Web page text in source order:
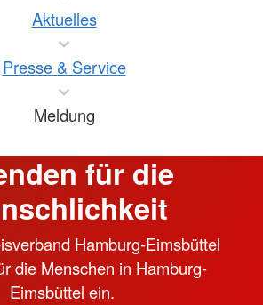
Aktuelles
Presse & Service
Meldung
für die
Hamburg-Eimsbüttel
die Menschen in Hamburg-
Eimsbüttel ein.